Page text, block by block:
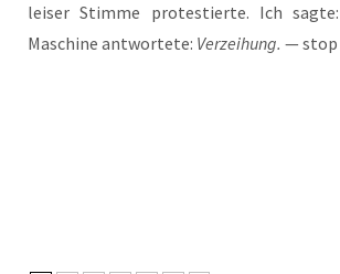
lei­ser Stim­me pro­tes­tier­te. Ich sag­te:
Maschi­ne ant­wor­te­te: Ver­zei­hung. — stop